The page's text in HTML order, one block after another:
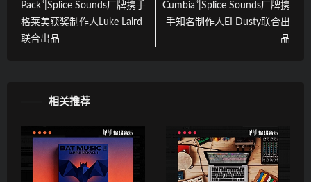
Pack”|Splice Sounds厂牌携手
格莱美获奖制作人Luke Laird
联合出品
Cumbia”|Splice Sounds厂牌携
手知名制作人EI Dusty联合出
品
相关推荐